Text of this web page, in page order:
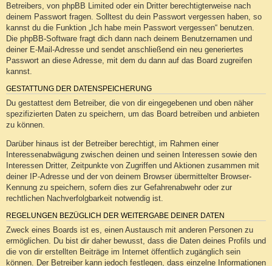
Betreibers, von phpBB Limited oder ein Dritter berechtigterweise nach
deinem Passwort fragen. Solltest du dein Passwort vergessen haben, so
kannst du die Funktion „Ich habe mein Passwort vergessen“ benutzen.
Die phpBB-Software fragt dich dann nach deinem Benutzernamen und
deiner E-Mail-Adresse und sendet anschließend ein neu generiertes
Passwort an diese Adresse, mit dem du dann auf das Board zugreifen
kannst.
GESTATTUNG DER DATENSPEICHERUNG
Du gestattest dem Betreiber, die von dir eingegebenen und oben näher
spezifizierten Daten zu speichern, um das Board betreiben und anbieten
zu können.
Darüber hinaus ist der Betreiber berechtigt, im Rahmen einer
Interessenabwägung zwischen deinen und seinen Interessen sowie den
Interessen Dritter, Zeitpunkte von Zugriffen und Aktionen zusammen mit
deiner IP-Adresse und der von deinem Browser übermittelter Browser-
Kennung zu speichern, sofern dies zur Gefahrenabwehr oder zur
rechtlichen Nachverfolgbarkeit notwendig ist.
REGELUNGEN BEZÜGLICH DER WEITERGABE DEINER DATEN
Zweck eines Boards ist es, einen Austausch mit anderen Personen zu
ermöglichen. Du bist dir daher bewusst, dass die Daten deines Profils und
die von dir erstellten Beiträge im Internet öffentlich zugänglich sein
können. Der Betreiber kann jedoch festlegen, dass einzelne Informationen